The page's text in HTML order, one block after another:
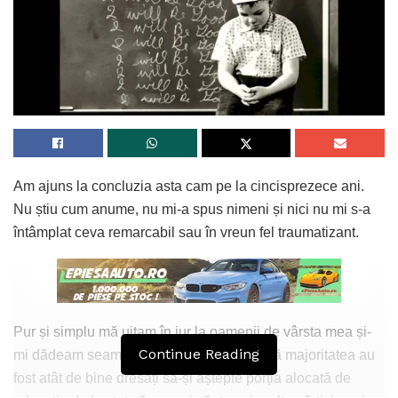
edward snowden extraterestrii izabela stanescu
permanent record rogan podcast rusia
servicii secrete snowden teoria conspiratiei
teorii conspirationiste the joe rogan experience
Am ajuns la concluzia asta cam pe la cincisprezece ani.
Nu știu cum anume, nu mi-a spus nimeni și nici nu mi s-a
întâmplat ceva remarcabil sau în vreun fel traumatizant.
Pur și simplu mă uitam în jur la oamenii de vârsta mea și-
mi dădeam seama că așa stau lucrurile, că majoritatea au
fost atât de bine dresați să-și aștepte porția alocată de
Continue Reading